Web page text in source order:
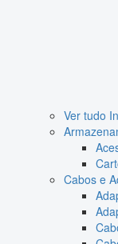
Ver tudo
Cabos e